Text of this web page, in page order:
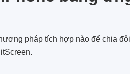
pháp tích hợp nào để chia